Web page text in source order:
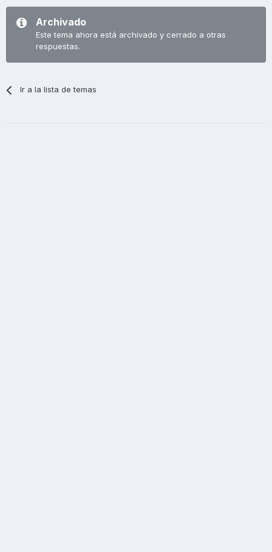
Archivado
Este tema ahora está archivado y cerrado a otras
respuestas.
Ir a la lista de temas